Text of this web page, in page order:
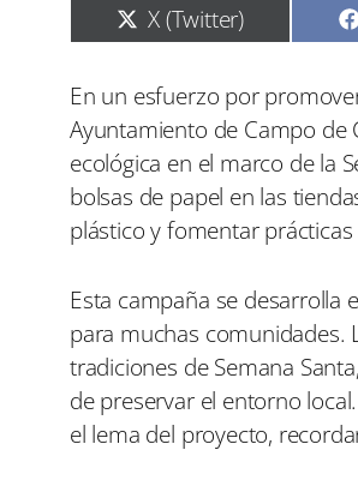
C
o
p
a
r
t
i
r
e
n
X (Twitter)
En un esfuerzo por
Ayuntamiento de Campo de
ecológica en el marco de la
bolsas de papel en las
plástico y fomentar
Esta campaña se
para muchas comunidades.
tradiciones de Semana
de preservar el entorno
el lema del proyecto,